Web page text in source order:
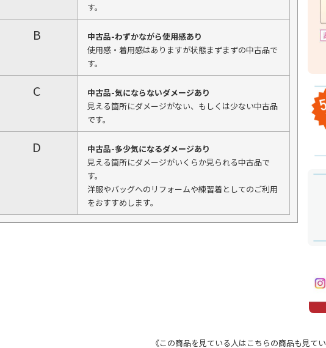
す。
B
中古品-わずかながら使用感あり
使用感・着用感はありますが状態まずまずの中古品で
す。
C
中古品-気にならないダメージあり
見える箇所にダメージがない、もしくは少ない中古品
です。
D
中古品-多少気になるダメージあり
見える箇所にダメージがいくらか見られる中古品で
す。
洋服やバッグへのリフォームや練習着としてのご利用
をおすすめします。
《この商品を見ている人はこちらの商品も見て